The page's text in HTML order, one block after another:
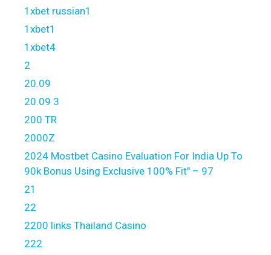
1xbet russian1
1xbet1
1xbet4
2
20.09
20.09 3
200 TR
2000Z
2024 Mostbet Casino Evaluation For India Up To
90k Bonus Using Exclusive 100% Fit" – 97
21
22
2200 links Thailand Casino
222